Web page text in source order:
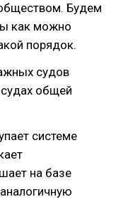
Будем
как можно
порядок.
судов
судах общей
системе
на базе